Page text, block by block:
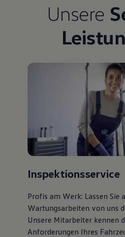
Rückblick VW Bus
75 Jahre Bulli Jubiläum
Bulli Magazin
Fahrzeugabholung ab
Unsere
Inspektionsservice
Profis am Werk: Lassen Sie
Wartungsarbeiten von uns
Unsere Mitarbeiter kennen
Anforderungen Ihres